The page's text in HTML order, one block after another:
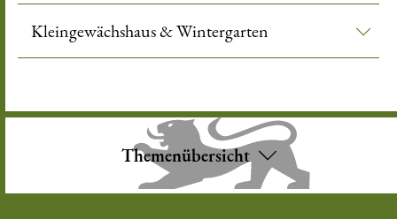
Kleingewächshaus & Wintergarten
Themenübersicht